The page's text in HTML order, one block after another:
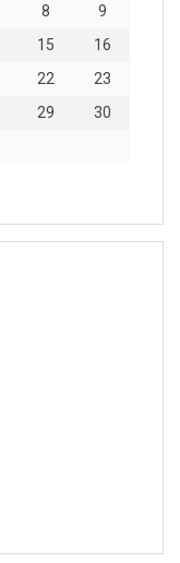
8
9
15
16
22
23
29
30